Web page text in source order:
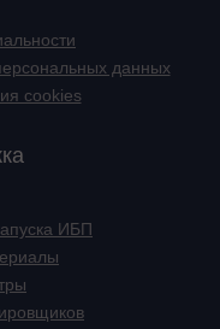
данных
cookies
ИБП